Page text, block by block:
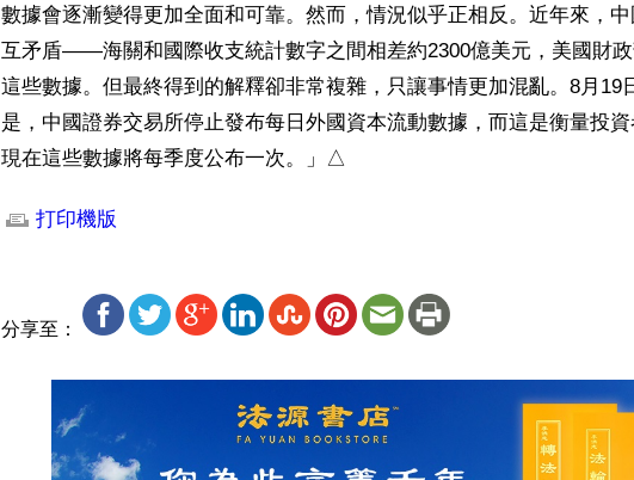
數據會逐漸變得更加全面和可靠。然而，情況似乎正相反。近年來，
互矛盾——海關和國際收支統計數字之間相差約2300億美元，美國財
這些數據。但最終得到的解釋卻非常複雜，只讓事情更加混亂。8月19
是，中國證券交易所停止發布每日外國資本流動數據，而這是衡量投資
現在這些數據將每季度公布一次。」△
打印機版
分享至：